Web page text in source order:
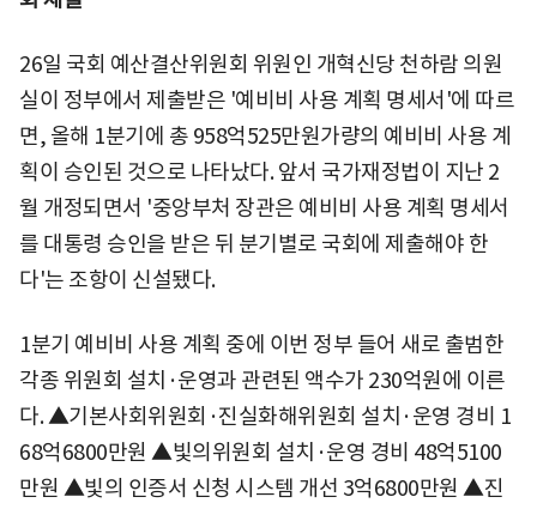
26일 국회 예산결산위원회 위원인 개혁신당 천하람 의원
실이 정부에서 제출받은 '예비비 사용 계획 명세서'에 따르
면, 올해 1분기에 총 958억525만원가량의 예비비 사용 계
획이 승인된 것으로 나타났다. 앞서 국가재정법이 지난 2
월 개정되면서 '중앙부처 장관은 예비비 사용 계획 명세서
를 대통령 승인을 받은 뒤 분기별로 국회에 제출해야 한
다'는 조항이 신설됐다.
1분기 예비비 사용 계획 중에 이번 정부 들어 새로 출범한
각종 위원회 설치·운영과 관련된 액수가 230억원에 이른
다. ▲기본사회위원회·진실화해위원회 설치·운영 경비 1
68억6800만원 ▲빛의위원회 설치·운영 경비 48억5100
만원 ▲빛의 인증서 신청 시스템 개선 3억6800만원 ▲진